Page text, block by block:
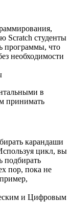
Scratch студенты
программы, что
необходимости
в
принимать
карандаши
цикл, вы
подбирать
пор, пока не
и Цифровым